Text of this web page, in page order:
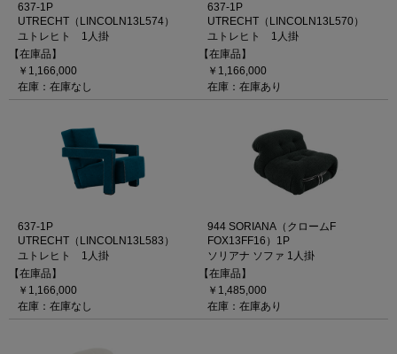
637-1P
UTRECHT（LINCOLN13L574）
ユトレヒト 1人掛
【在庫品】
￥1,166,000
在庫：在庫なし
637-1P
UTRECHT（LINCOLN13L570）
ユトレヒト 1人掛
【在庫品】
￥1,166,000
在庫：在庫あり
637-1P
UTRECHT（LINCOLN13L583）
ユトレヒト 1人掛
【在庫品】
￥1,166,000
在庫：在庫なし
944 SORIANA（クロームF
FOX13FF16）1P
ソリアナ ソファ 1人掛
【在庫品】
￥1,485,000
在庫：在庫あり